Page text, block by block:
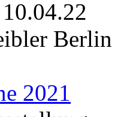
10.04.22
Berlin
2021